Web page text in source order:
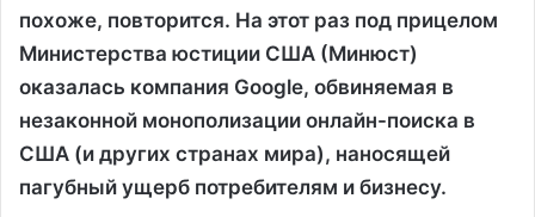
похоже, повторится. На этот раз под прицелом
Министерства юстиции США (Минюст)
оказалась компания Google, обвиняемая в
незаконной монополизации онлайн-поиска в
США (и других странах мира), наносящей
пагубный ущерб потребителям и бизнесу.